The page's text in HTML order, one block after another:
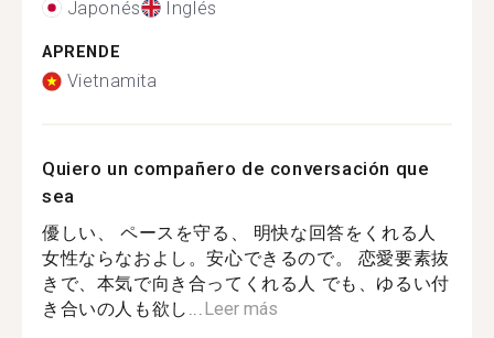
Japonés Inglés
APRENDE
Vietnamita
Quiero un compañero de conversación que
sea
優しい、 ペースを守る、 明快な回答をくれる人
女性ならなおよし。安心できるので。 恋愛要素抜
きで、本気で向き合ってくれる人 でも、ゆるい付
き合いの人も欲し...Leer más